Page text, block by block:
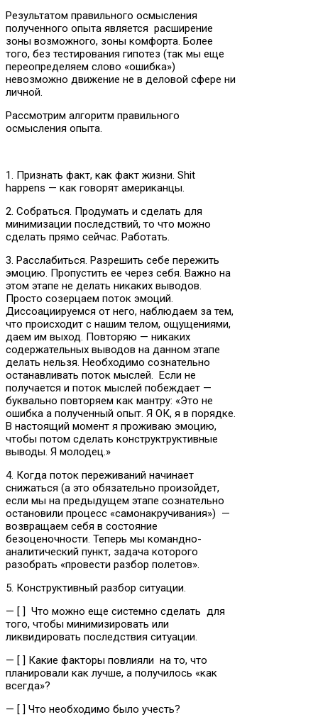
Результатом правильного осмысления
полученного опыта является расширение
зоны возможного, зоны комфорта. Более
того, без тестирования гипотез (так мы еще
переопределяем слово «ошибка»)
невозможно движение не в деловой сфере ни
личной.
Рассмотрим алгоритм правильного
осмысления опыта.
1. Признать факт, как факт жизни. Shit
happens — как говорят американцы.
2. Собраться. Продумать и сделать для
минимизации последствий, то что можно
сделать прямо сейчас. Работать.
3. Расслабиться. Разрешить себе пережить
эмоцию. Пропустить ее через себя. Важно на
этом этапе не делать никаких выводов.
Просто созерцаем поток эмоций.
Диссоациируемся от него, наблюдаем за тем,
что происходит с нашим телом, ощущениями,
даем им выход. Повторяю — никаких
содержательных выводов на данном этапе
делать нельзя. Необходимо сознательно
останавливать поток мыслей. Если не
получается и поток мыслей побеждает —
буквально повторяем как мантру: «Это не
ошибка а полученный опыт. Я ОК, я в порядке.
В настоящий момент я проживаю эмоцию,
чтобы потом сделать конструктруктивные
выводы. Я молодец.»
4. Когда поток переживаний начинает
снижаться (а это обязательно произойдет,
если мы на предыдущем этапе сознательно
остановили процесс «самонакручивания») —
возвращаем себя в состояние
безоценочности. Теперь мы командно-
аналитический пункт, задача которого
разобрать «провести разбор полетов».
5. Конструктивный разбор ситуации.
— [ ] Что можно еще системно сделать для
того, чтобы минимизировать или
ликвидировать последствия ситуации.
— [ ] Какие факторы повлияли на то, что
планировали как лучше, а получилось «как
всегда»?
— [ ] Что необходимо было учесть?